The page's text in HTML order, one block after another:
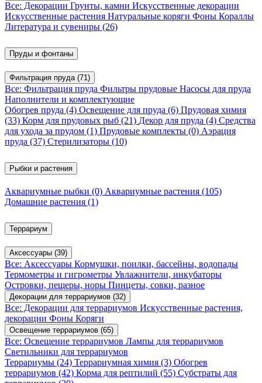
Все: Декорации Грунты, камни Искусственные декорации
Искусственные растения Натуральные коряги Фоны Кораллы
Литература и сувениры (26)
Пруды и фонтаны
Фильтрация пруда (71)
Все: Фильтрация пруда Фильтры прудовые Насосы для пруда
Наполнители и комплектующие
Обогрев пруда (4) Освещение для пруда (6) Прудовая химия
(33) Корм для прудовых рыб (21) Декор для пруда (4) Средства
для ухода за прудом (1) Прудовые комплекты (0) Аэрация
пруда (37) Стерилизаторы (10)
Рыбки и растения
Аквариумные рыбки (0) Аквариумные растения (105)
Домашние растения (1)
Террариум
Аксессуары (39)
Все: Аксессуары Кормушки, поилки, бассейны, водопады
Термометры и гигрометры Увлажнители, инкубаторы
Островки, пещеры, норы Пинцеты, совки, разное
Декорации для террариумов (32)
Все: Декорации для террариумов Искусственные растения,
декорации Фоны Коряги
Освещение террариумов (65)
Все: Освещение террариумов Лампы для террариумов
Светильники для террариумов
Террариумы (24) Террариумная химия (3) Обогрев
террариумов (42) Корма для рептилий (55) Субстраты для